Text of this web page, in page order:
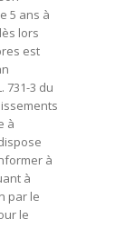
5 ans à
lors
est
731-3 du
à
à
à
par le
le